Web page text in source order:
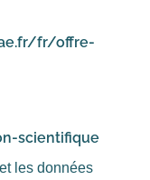
fr/offre-
scientifique
les données